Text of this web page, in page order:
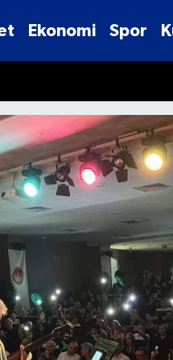
Ekonomi Spor